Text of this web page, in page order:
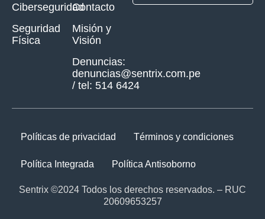
Ciberseguridad
Seguridad
Física
Contacto
Misión y
Visión
Denuncias:
denuncias@sentrix.com.pe
/ tel: 514 6424
Sentrix ©2024 Todos los derechos reservados. – RUC
20609653257
Políticas de privacidad Términos y condiciones
Política Integrada Política Antisoborno